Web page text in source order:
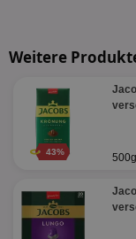
Weitere
43% 500g